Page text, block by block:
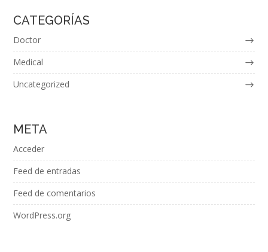
CATEGORÍAS
Doctor
Medical
Uncategorized
META
Acceder
Feed de entradas
Feed de comentarios
WordPress.org